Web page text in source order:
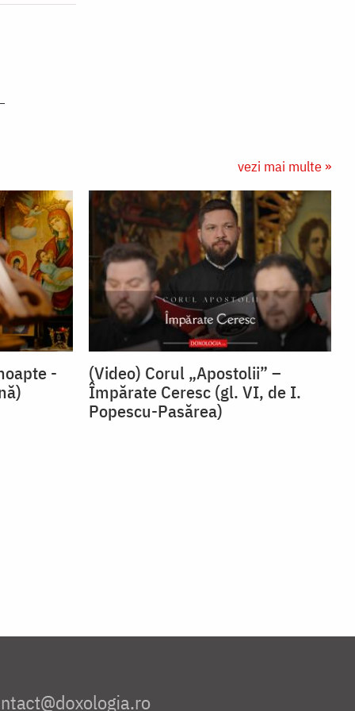
vezi mai multe »
-
(Video) Corul „Apostolii” –
⁠Împărate Ceresc (gl. VI, de I.
Popescu-Pasărea)